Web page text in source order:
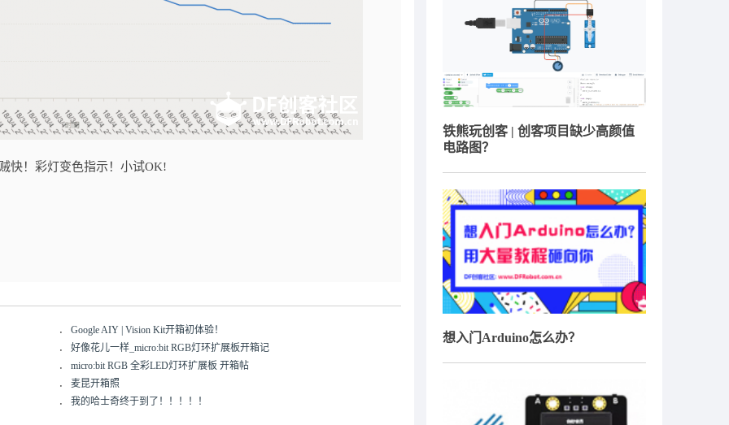
快！彩灯变色指示！小试OK!
． Google AIY | Vision Kit开箱初体验！
． 好像花儿一样_micro:bit RGB灯环扩展板开箱记
． micro:bit RGB 全彩LED灯环扩展板 开箱帖
． 麦昆开箱照
． 我的哈士奇终于到了！！！！！
铁熊玩创客 | 创客项目缺少高颜值
电路图？
想入门Arduino怎么办？